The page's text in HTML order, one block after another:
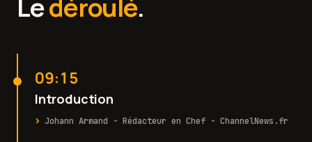
Ledéroulé.
09:15
Introduction
Johann Armand - Rédacteur en Chef - ChannelNews.fr